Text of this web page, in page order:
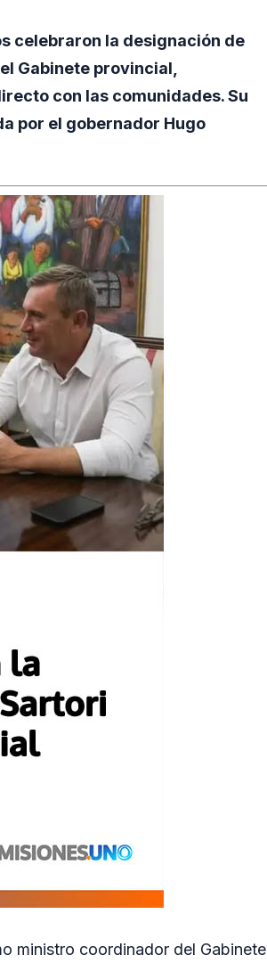
celebraron la designación de
Gabinete provincial,
con las comunidades. Su
por el gobernador Hugo
ministro coordinador del Gabinete